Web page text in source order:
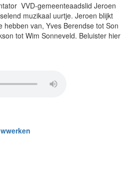
VVD-gemeenteaadslid Jeroen
muzikaal uurtje. Jeroen blijkt
hebben van, Yves Berendse tot Son
tot Wim Sonneveld. Beluister hier